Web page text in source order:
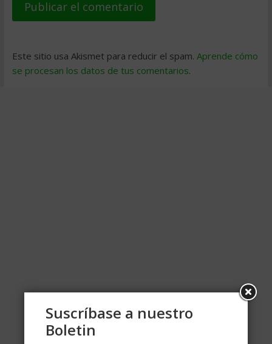
Este sitio usa Akismet para reducir el spam. Aprende cómo
se procesan los datos de tus comentarios.
Suscríbase a nuestro
Boletin